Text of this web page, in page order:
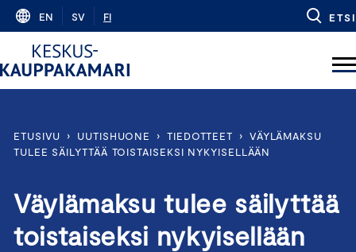
Skip
content
EN SV FI ETSI
ETUSIVU › UUTISHUONE › TIEDOTTEET › VÄYLÄMAKSU
TULEE SÄILYTTÄÄ TOISTAISEKSI NYKYISELLÄÄN
Väylämaksu tulee säilyttää
toistaiseksi nykyisellään